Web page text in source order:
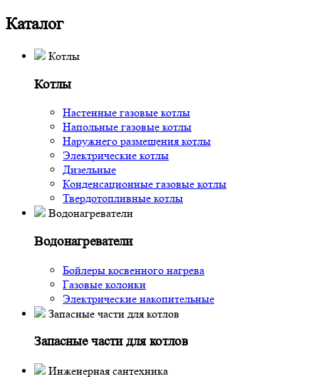
Каталог
Котлы
Котлы
Настенные газовые котлы
Напольные газовые котлы
Наружнего размещения котлы
Электрические котлы
Дизельные
Конденсационные газовые котлы
Твердотопливные котлы
Водонагреватели
Водонагреватели
Бойлеры косвенного нагрева
Газовые колонки
Электрические накопительные
Запасные части для котлов
Запасные части для котлов
Инженерная сантехника